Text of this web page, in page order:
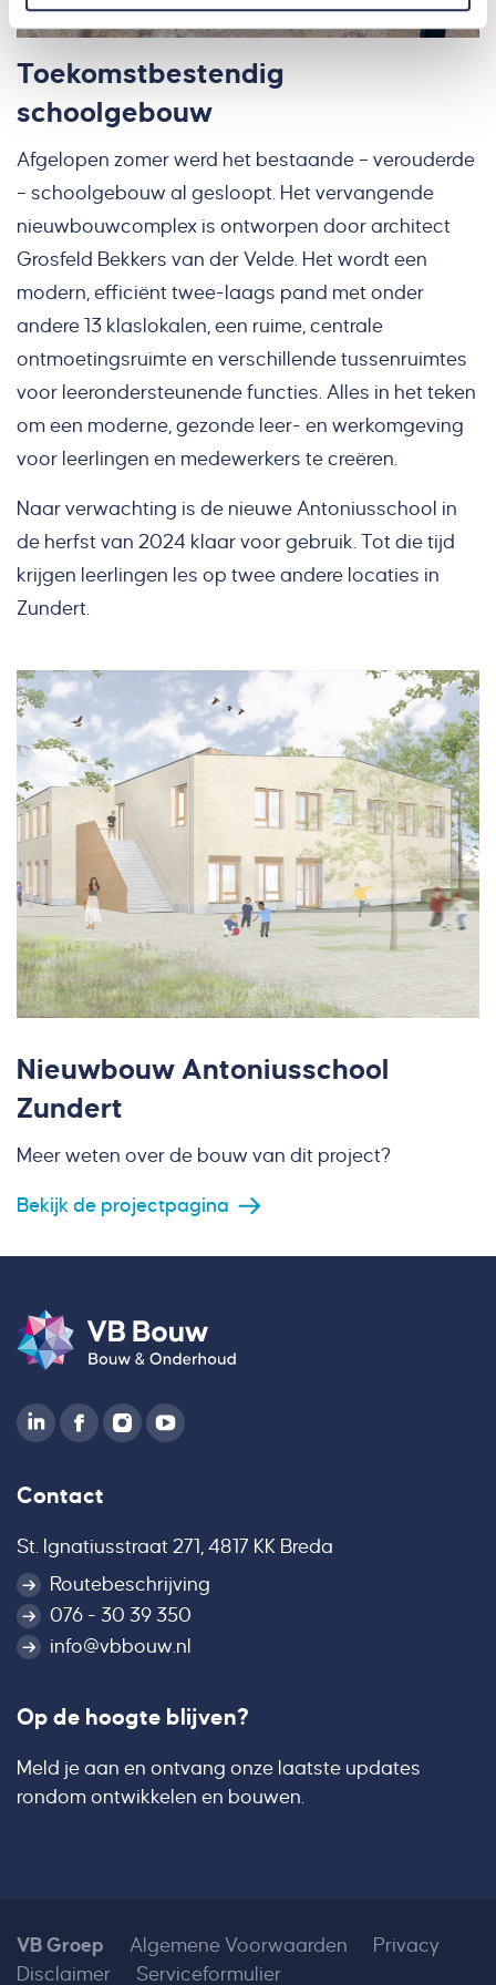
Toekomstbestendig
schoolgebouw
Afgelopen zomer werd het bestaande – verouderde
– schoolgebouw al gesloopt. Het vervangende
nieuwbouwcomplex is ontworpen door architect
Grosfeld Bekkers van der Velde. Het wordt een
modern, efficiënt twee-laags pand met onder
andere 13 klaslokalen, een ruime, centrale
ontmoetingsruimte en verschillende tussenruimtes
voor leerondersteunende functies. Alles in het teken
om een moderne, gezonde leer- en werkomgeving
voor leerlingen en medewerkers te creëren.
Naar verwachting is de nieuwe Antoniusschool in
de herfst van 2024 klaar voor gebruik. Tot die tijd
krijgen leerlingen les op twee andere locaties in
Zundert.
Nieuwbouw Antoniusschool
Zundert
Meer weten over de bouw van dit project?
Bekijk de projectpagina
Contact
St. Ignatiusstraat 271, 4817 KK Breda
Routebeschrijving
076 - 30 39 350
info@vbbouw.nl
Op de hoogte blijven?
Meld je aan en ontvang onze laatste updates
rondom ontwikkelen en bouwen.
VB Groep Algemene Voorwaarden
Privacy
Disclaimer
Serviceformulier